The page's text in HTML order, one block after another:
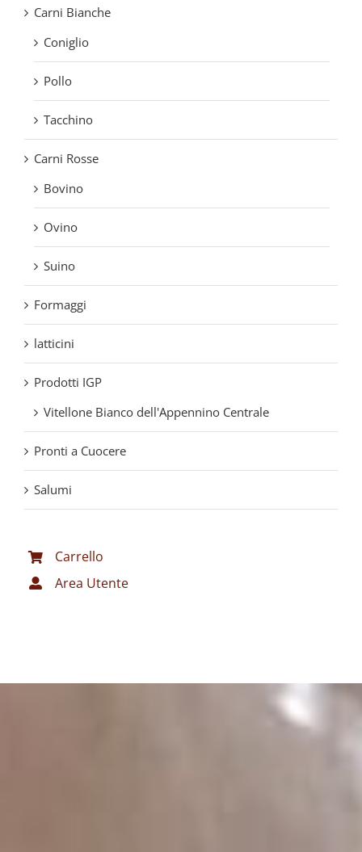
Carni Bianche
Coniglio
Pollo
Tacchino
Carni Rosse
Bovino
Ovino
Suino
Formaggi
latticini
Prodotti IGP
Vitellone Bianco dell'Appennino Centrale
Pronti a Cuocere
Salumi
Carrello
Area Utente